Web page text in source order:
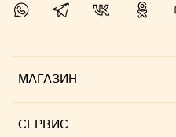
Экстракт
свойствами. Родиное
Бразилии, оно
Северной и Южной
МАГАЗИН
СЕРВИС